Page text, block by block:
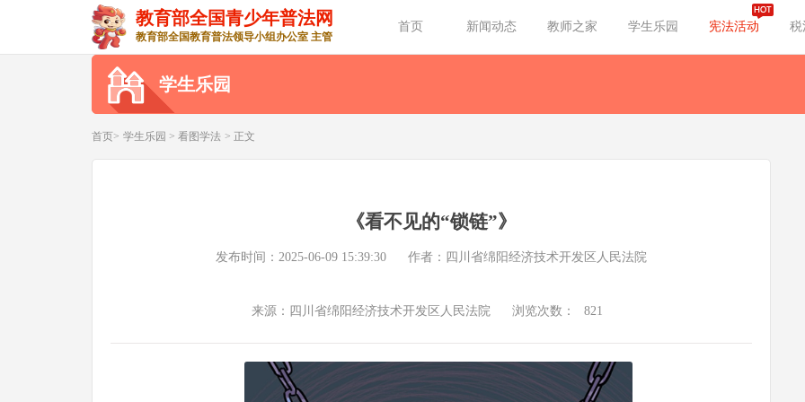
教育部全国青少年普法网
教育部全国教育普法领导小组办公室 主管
首页 新闻动态 教师之家 学生乐园 宪法活动 税
学生乐园
首页> 学生乐园 > 看图学法 > 正文
《看不见的“锁链”》
发布时间：2025-06-09 15:39:30 作者：四川省绵阳经济技术开发区人民法院
来源：四川省绵阳经济技术开发区人民法院 浏览次数： 821